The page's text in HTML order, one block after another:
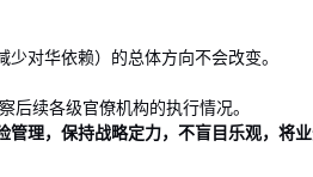
对华依赖）的总体方向不会改变。
续各级官僚机构的执行情况。
理，保持战略定力，不盲目乐观，将